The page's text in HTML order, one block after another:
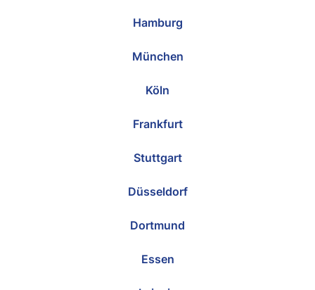
Hamburg
München
Köln
Frankfurt
Stuttgart
Düsseldorf
Dortmund
Essen